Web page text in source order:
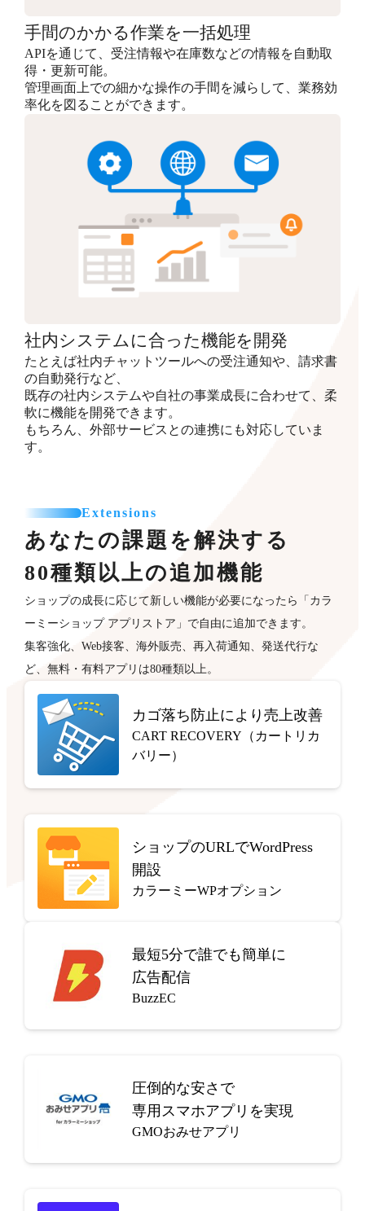
手間のかかる作業を一括処理
APIを通じて、受注情報や在庫数などの情報を自動取
得・更新可能。
管理画面上での細かな操作の手間を減らして、業務効
率化を図ることができます。
社内システムに合った機能を開発
たとえば社内チャットツールへの受注通知や、請求書
の自動発行など、
既存の社内システムや自社の事業成長に合わせて、柔
軟に機能を開発できます。
もちろん、外部サービスとの連携にも対応していま
す。
Extensions
あなたの課題を解決する
80種類以上の追加機能
ショップの成長に応じて新しい機能が必要になったら「カラ
ーミーショップ アプリストア」で自由に追加できます。
集客強化、Web接客、海外販売、再入荷通知、発送代行な
ど、無料・有料アプリは80種類以上。
カゴ落ち防止により売上改善
CART RECOVERY（カートリカ
バリー）
ショップのURLでWordPress
開設
カラーミーWPオプション
最短5分で誰でも簡単に
広告配信
BuzzEC
圧倒的な安さで
専用スマホアプリを実現
GMOおみせアプリ